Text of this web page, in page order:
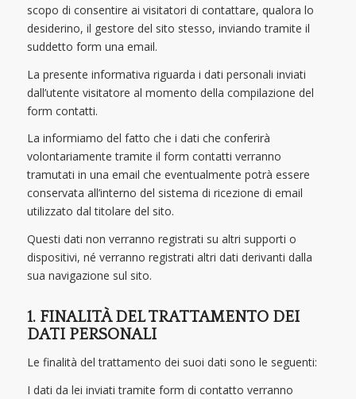
scopo di consentire ai visitatori di contattare, qualora lo
desiderino, il gestore del sito stesso, inviando tramite il
suddetto form una email.
La presente informativa riguarda i dati personali inviati
dall’utente visitatore al momento della compilazione del
form contatti.
La informiamo del fatto che i dati che conferirà
volontariamente tramite il form contatti verranno
tramutati in una email che eventualmente potrà essere
conservata all’interno del sistema di ricezione di email
utilizzato dal titolare del sito.
Questi dati non verranno registrati su altri supporti o
dispositivi, né verranno registrati altri dati derivanti dalla
sua navigazione sul sito.
1. FINALITÀ DEL TRATTAMENTO DEI
DATI PERSONALI
Le finalità del trattamento dei suoi dati sono le seguenti:
I dati da lei inviati tramite form di contatto verranno